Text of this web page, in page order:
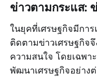
ข่าวตามกระแส:
ในยุคที่เศรษฐกิจมีการ
ติดตามข่าวเศรษฐกิจ
ความสนใจ โดยเฉพา
พัฒนาเศรษฐกิจอย่างต่